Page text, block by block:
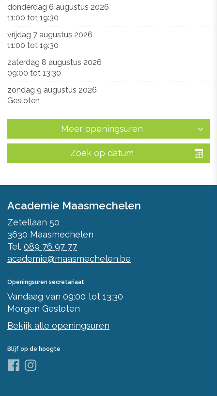
donderdag 6 augustus 2026
11:00 tot 19:30
vrijdag 7 augustus 2026
11:00 tot 19:30
zaterdag 8 augustus 2026
09:00 tot 13:30
zondag 9 augustus 2026
Gesloten
Meer openingsuren
Zoek op datum
Academie Maasmechelen
Zetellaan 50
3630 Maasmechelen
Tel. 089 76 97 77
academie@maasmechelen.be
Openingsuren secretariaat
Vandaag van 09:00 tot 13:30
Morgen Gesloten
Bekijk alle openingsuren
Blijf op de hoogte
Facebook
Instagram